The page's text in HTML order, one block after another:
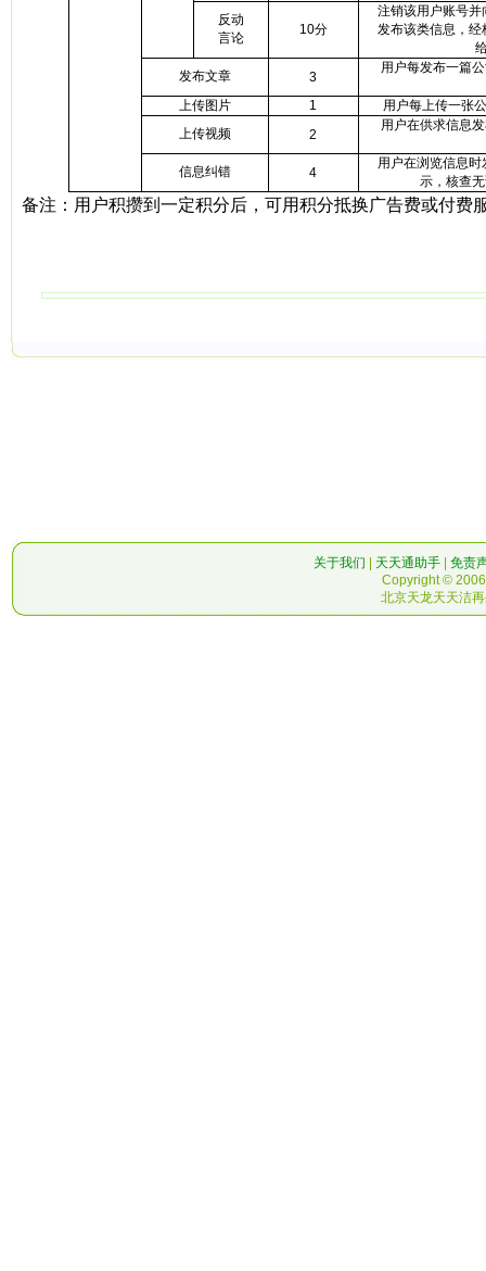
反动
言论
10分
注销该用户账号
发布该类信息，
发布文章
3
用户每发布一篇
上传图片 1
用户每上传一张
上传视频
2
用户在供求信息
信息纠错 4
用户在浏览信息
示，核查
备注：用户积攒到一定积分后，可用积分抵换广告费或付费
关于我们 天天通助手
免责
Copyright ©
北京天龙天天洁